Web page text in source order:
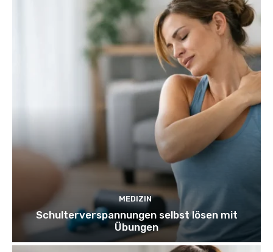
MEDIZIN
Schulterverspannungen selbst lösen mit
Übungen